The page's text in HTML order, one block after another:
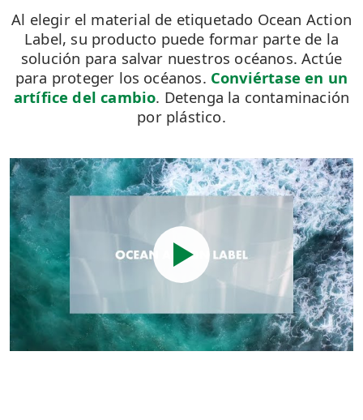
Al elegir el material de etiquetado Ocean Action
Label, su producto puede formar parte de la
solución para salvar nuestros océanos. Actúe
para proteger los océanos. Conviértase en un
artífice del cambio. Detenga la contaminación
por plástico.